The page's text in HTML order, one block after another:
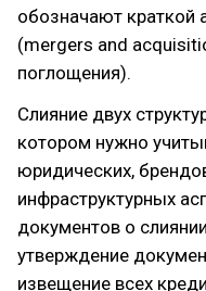
обозначают краткой
(mergers and
поглощения).
Слияние двух
котором нужно
юридических,
инфраструктурных
документов о
утверждение
извещение всех